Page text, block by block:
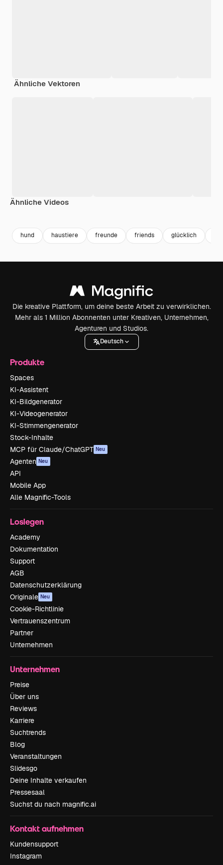
Ähnliche Vektoren
Ähnliche Videos
hund haustiere freunde friends glücklich
Die kreative Plattform, um deine beste Arbeit zu verwirklichen.
Mehr als 1 Million Abonnenten unter Kreativen, Unternehmen,
Agenturen und Studios.
Deutsch
Produkte
Spaces
KI-Assistent
KI-Bildgenerator
KI-Videogenerator
KI-Stimmengenerator
Stock-Inhalte
MCP für Claude/ChatGPT Neu
Agenten Neu
API
Mobile App
Alle Magnific-Tools
Loslegen
Academy
Dokumentation
Support
AGB
Datenschutzerklärung
Originale Neu
Cookie-Richtlinie
Vertrauenszentrum
Partner
Unternehmen
Unternehmen
Preise
Über uns
Reviews
Karriere
Suchtrends
Blog
Veranstaltungen
Slidesgo
Deine Inhalte verkaufen
Pressesaal
Suchst du nach magnific.ai
Kontakt aufnehmen
Kundensupport
Instagram